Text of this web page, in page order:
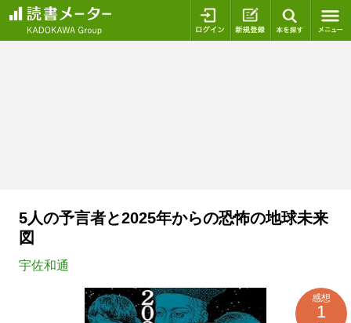
ログイン 新規登録
5人の予言者と2025年からの恐怖の地球未来
図
宇佐和通
感想
1